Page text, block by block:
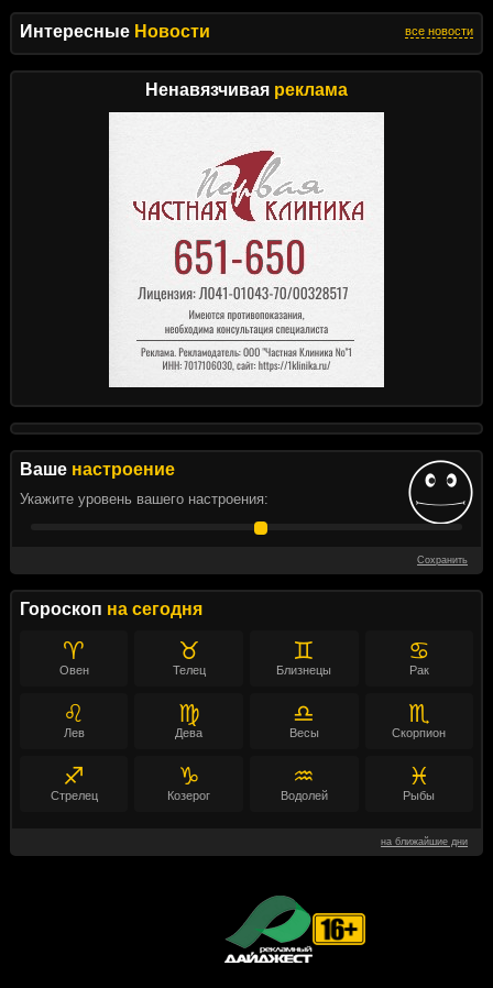
Интересные Новости все новости
Ненавязчивая реклама
Ваше настроение
Укажите уровень вашего настроения:
Сохранить
Гороскоп на сегодня
♈
Овен
♉
Телец
♊
Близнецы
♋
Рак
♌
Лев
♍
Дева
♎
Весы
♏
Скорпион
♐
Стрелец
♑
Козерог
♒
Водолей
♓
Рыбы
на ближайшие дни